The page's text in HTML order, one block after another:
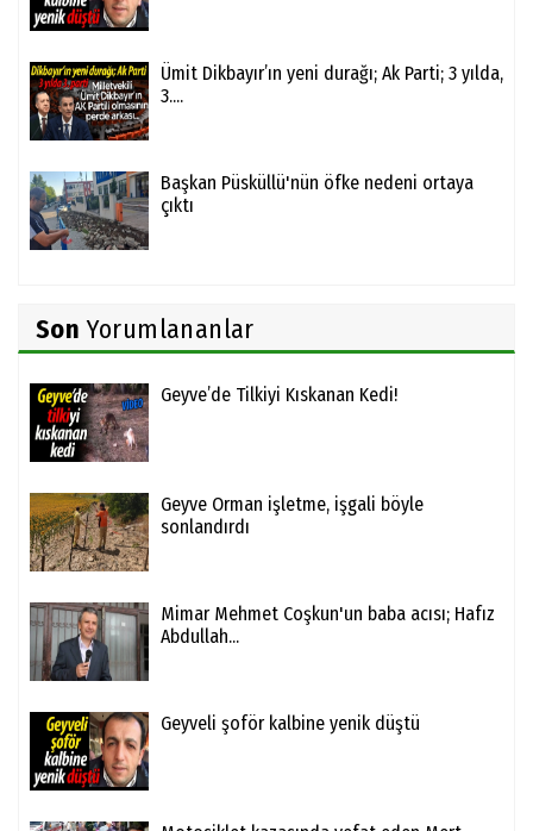
Ümit Dikbayır’ın yeni durağı; Ak Parti; 3 yılda,
3....
Başkan Püsküllü'nün öfke nedeni ortaya
çıktı
Son Yorumlananlar
Geyve’de Tilkiyi Kıskanan Kedi!
Geyve Orman işletme, işgali böyle
sonlandırdı
Mimar Mehmet Coşkun'un baba acısı; Hafız
Abdullah...
Geyveli şoför kalbine yenik düştü